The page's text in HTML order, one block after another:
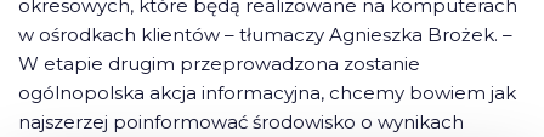
okresowych, które będą realizowane na komputerach
w ośrodkach klientów – tłumaczy Agnieszka Brożek. –
W etapie drugim przeprowadzona zostanie
ogólnopolska akcja informacyjna, chcemy bowiem jak
najszerzej poinformować środowisko o wynikach